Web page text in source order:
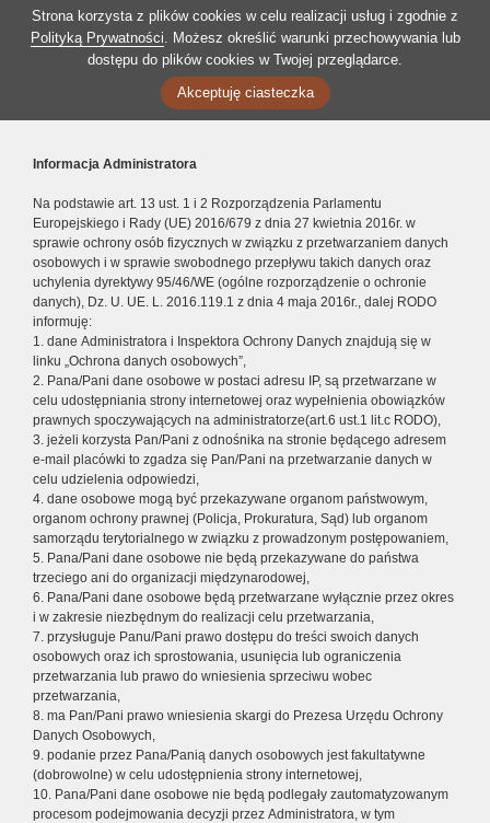
Strona korzysta z plików cookies w celu realizacji usług i zgodnie z
Polityką Prywatności. Możesz określić warunki przechowywania lub
dostępu do plików cookies w Twojej przeglądarce.
Akceptuję ciasteczka
Informacja Administratora
Na podstawie art. 13 ust. 1 i 2 Rozporządzenia Parlamentu
Europejskiego i Rady (UE) 2016/679 z dnia 27 kwietnia 2016r. w
sprawie ochrony osób fizycznych w związku z przetwarzaniem danych
osobowych i w sprawie swobodnego przepływu takich danych oraz
uchylenia dyrektywy 95/46/WE (ogólne rozporządzenie o ochronie
danych), Dz. U. UE. L. 2016.119.1 z dnia 4 maja 2016r., dalej RODO
informuję:
1. dane Administratora i Inspektora Ochrony Danych znajdują się w
linku „Ochrona danych osobowych”,
2. Pana/Pani dane osobowe w postaci adresu IP, są przetwarzane w
celu udostępniania strony internetowej oraz wypełnienia obowiązków
prawnych spoczywających na administratorze(art.6 ust.1 lit.c RODO),
3. jeżeli korzysta Pan/Pani z odnośnika na stronie będącego adresem
e-mail placówki to zgadza się Pan/Pani na przetwarzanie danych w
celu udzielenia odpowiedzi,
4. dane osobowe mogą być przekazywane organom państwowym,
organom ochrony prawnej (Policja, Prokuratura, Sąd) lub organom
samorządu terytorialnego w związku z prowadzonym postępowaniem,
5. Pana/Pani dane osobowe nie będą przekazywane do państwa
trzeciego ani do organizacji międzynarodowej,
6. Pana/Pani dane osobowe będą przetwarzane wyłącznie przez okres
i w zakresie niezbędnym do realizacji celu przetwarzania,
7. przysługuje Panu/Pani prawo dostępu do treści swoich danych
osobowych oraz ich sprostowania, usunięcia lub ograniczenia
przetwarzania lub prawo do wniesienia sprzeciwu wobec
przetwarzania,
8. ma Pan/Pani prawo wniesienia skargi do Prezesa Urzędu Ochrony
Danych Osobowych,
9. podanie przez Pana/Panią danych osobowych jest fakultatywne
(dobrowolne) w celu udostępnienia strony internetowej,
10. Pana/Pani dane osobowe nie będą podlegały zautomatyzowanym
procesom podejmowania decyzji przez Administratora, w tym